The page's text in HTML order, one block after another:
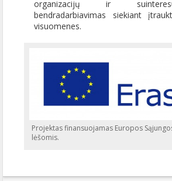
organizacijų ir
bendradarbiavimas siekiant
visuomenes.
Projektas finansuojamas Europos
lėšomis.